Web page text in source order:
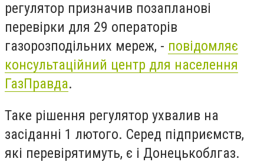
регулятор призначив позапланові
перевірки для 29 операторів
газорозподільних мереж, - повідомляє
консультаційний центр для населення
ГазПравда.
Таке рішення регулятор ухвалив на
засіданні 1 лютого. Серед підприємств,
які перевірятимуть, є і Донецькоблгаз.